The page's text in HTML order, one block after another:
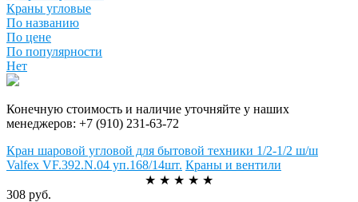
Краны угловые
По названию
По цене
По популярности
Нет
Конечную стоимость и наличие уточняйте у наших
менеджеров: +7 (910) 231-63-72
Кран шаровой угловой для бытовой техники 1/2-1/2 ш/ш
Valfex VF.392.N.04 уп.168/14шт. Краны и вентили
★ ★ ★ ★ ★
308 руб.